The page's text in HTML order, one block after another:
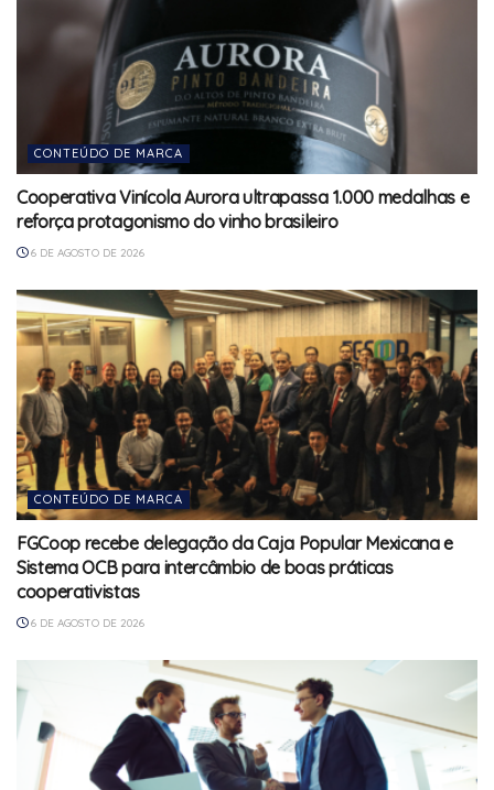
CONTEÚDO DE MARCA
Cooperativa Vinícola Aurora ultrapassa 1.000 medalhas e
reforça protagonismo do vinho brasileiro
6 DE AGOSTO DE 2026
CONTEÚDO DE MARCA
FGCoop recebe delegação da Caja Popular Mexicana e
Sistema OCB para intercâmbio de boas práticas
cooperativistas
6 DE AGOSTO DE 2026